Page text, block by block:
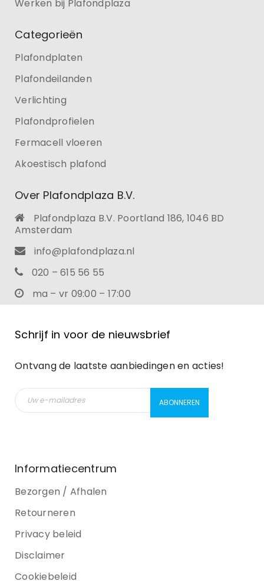
Werken bij Plafondplaza
Categorieën
Plafondplaten
Plafondeilanden
Verlichting
Plafondprofielen
Fermacell vloeren
Akoestisch plafond
Over Plafondplaza B.V.
Plafondplaza B.V. Poortland 186, 1046 BD
Amsterdam
info@plafondplaza.nl
020 – 615 56 55
ma – vr 09:00 – 17:00
Schrijf in voor de nieuwsbrief
Ontvang de laatste aanbiedingen en acties!
Informatiecentrum
Bezorgen / Afhalen
Retourneren
Privacy beleid
Disclaimer
Cookiebeleid